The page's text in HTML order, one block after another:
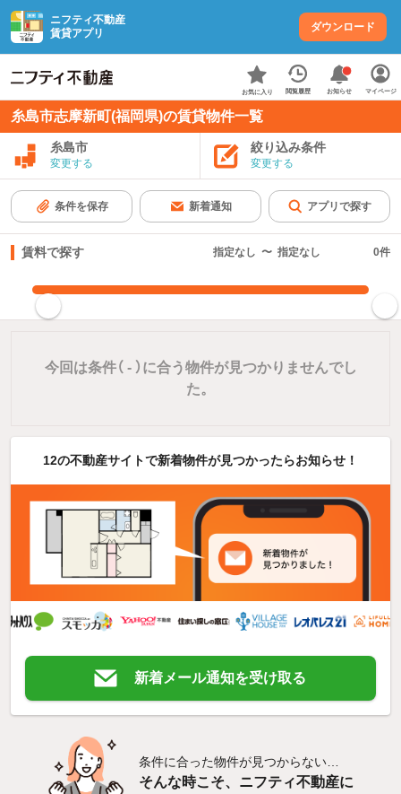
ニフティ不動産
賃貸アプリ
ダウンロード
お気に入り 閲覧履歴 お知らせ マイページ
糸島市志摩新町(福岡県)の賃貸物件一覧
糸島市
変更する
絞り込み条件
変更する
条件を保存 新着通知 アプリで探す
賃料で探す 指定なし 〜 指定なし 0件
今回は条件（ -）に合う物件が見つかりませんでし
た。
12の不動産サイトで新着物件が見つかったらお知らせ！
新着メール通知を受け取る
条件に合った物件が見つからない…
そんな時こそ、ニフティ不動産に